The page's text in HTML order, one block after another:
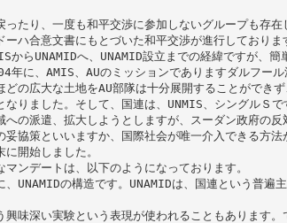
ったり、一度も和平交渉に参加しないグループも存
ーハ合意文書にもとづいた和平交渉が進行しておりま
からUNAMIDへ、UNAMID設立までの経緯ですが、簡
年に、AMIS、AUのミッションでありますダルフー
どの広大な土地をAU部隊は十分展開することができ
なりました。そして、国連は、UNMIS、シングルＳ
への派遣、拡大しようとしますが、スーダン政府の反
妥協策といいますか、国際社会が唯一介入できる方
に開始しました。
マンデートは、以下のようになっております。
、UNAMIDの構造です。UNAMIDは、国連という普遍
興味深い実験という表現が使われることもあります